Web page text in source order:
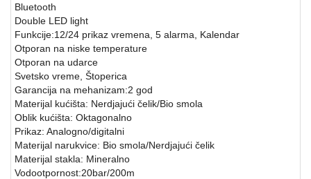
Bluetooth
Double LED light
Funkcije:12/24 prikaz vremena, 5 alarma, Kalendar
Otporan na niske temperature
Otporan na udarce
Svetsko vreme, Štoperica
Garancija na mehanizam:2 god
Materijal kućišta: Nerdjajući čelik/Bio smola
Oblik kućišta: Oktagonalno
Prikaz: Analogno/digitalni
Materijal narukvice: Bio smola/Nerdjajući čelik
Materijal stakla: Mineralno
Vodootpornost:20bar/200m